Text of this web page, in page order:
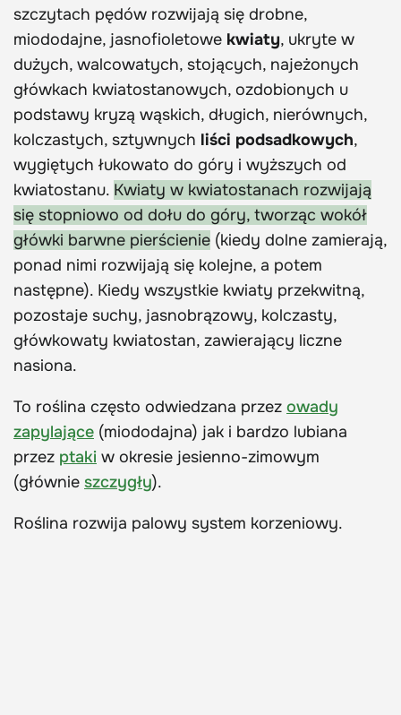
szczytach pędów rozwijają się drobne,
miododajne, jasnofioletowe kwiaty, ukryte w
dużych, walcowatych, stojących, najeżonych
główkach kwiatostanowych, ozdobionych u
podstawy kryzą wąskich, długich, nierównych,
kolczastych, sztywnych liści podsadkowych,
wygiętych łukowato do góry i wyższych od
kwiatostanu. Kwiaty w kwiatostanach rozwijają
się stopniowo od dołu do góry, tworząc wokół
główki barwne pierścienie (kiedy dolne zamierają,
ponad nimi rozwijają się kolejne, a potem
następne). Kiedy wszystkie kwiaty przekwitną,
pozostaje suchy, jasnobrązowy, kolczasty,
główkowaty kwiatostan, zawierający liczne
nasiona.
To roślina często odwiedzana przez owady
zapylające (miododajna) jak i bardzo lubiana
przez ptaki w okresie jesienno-zimowym
(głównie szczygły).
Roślina rozwija palowy system korzeniowy.